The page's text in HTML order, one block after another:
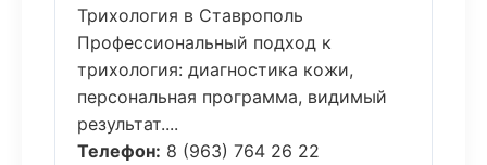
Трихология в Ставрополь
Профессиональный подход к
трихология: диагностика кожи,
персональная программа, видимый
результат....
Телефон: 8 (963) 764 26 22